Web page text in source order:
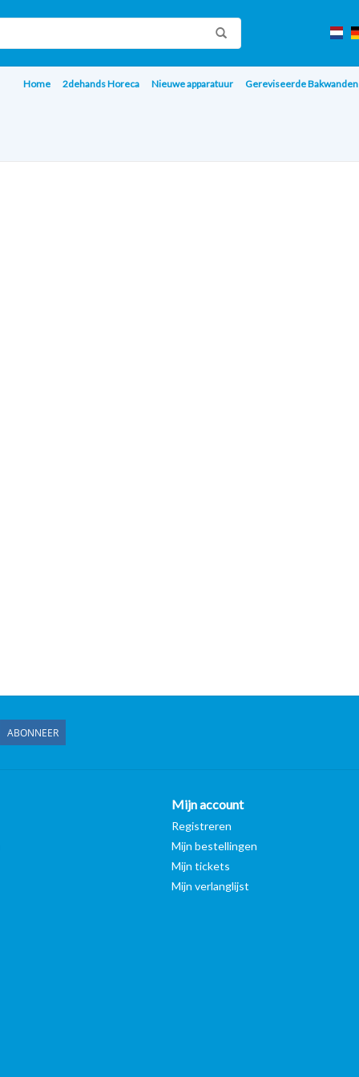
Home 2dehands Horeca Nieuwe apparatuur Gereviseerde Bakwanden
ABONNEER
Mijn account
Registreren
Mijn bestellingen
Mijn tickets
Mijn verlanglijst